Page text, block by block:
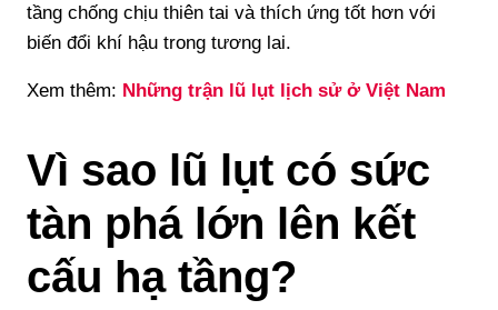
tầng chống chịu thiên tai và thích ứng tốt hơn với
biến đổi khí hậu trong tương lai.
Xem thêm: Những trận lũ lụt lịch sử ở Việt Nam
Vì sao lũ lụt có sức
tàn phá lớn lên kết
cấu hạ tầng?